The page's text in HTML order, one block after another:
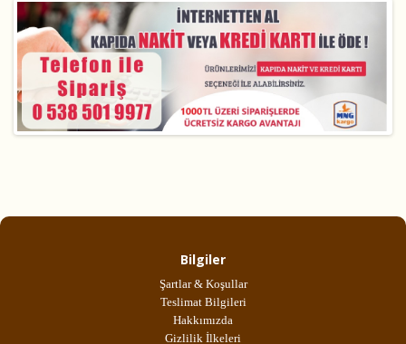
Bilgiler
Şartlar & Koşullar
Teslimat Bilgileri
Hakkımızda
Gizlilik İlkeleri